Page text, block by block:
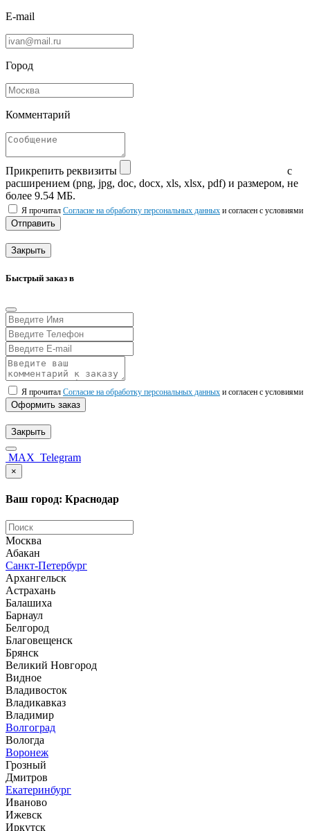
E-mail
Город
Комментарий
Прикрепить реквизиты
с
расширением (png, jpg, doc, docx, xls, xlsx, pdf) и размером, не
более 9.54 МБ.
Я прочитал Согласие на обработку персональных данных и согласен с условиями
Отправить
Закрыть
Быстрый заказ в
Я прочитал Согласие на обработку персональных данных и согласен с условиями
Оформить заказ
Закрыть
MAX Telegram
×
Ваш город: Краснодар
Москва
Абакан
Санкт-Петербург
Архангельск
Астрахань
Балашиха
Барнаул
Белгород
Благовещенск
Брянск
Великий Новгород
Видное
Владивосток
Владикавказ
Владимир
Волгоград
Вологда
Воронеж
Грозный
Дмитров
Екатеринбург
Иваново
Ижевск
Иркутск